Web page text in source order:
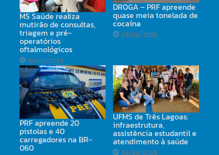
MS Saúde realiza
mutirão de consultas,
triagem e pré-
operatórios
oftalmológicos
04/07/2024
DROGA – PRF apreende
quase meia tonelada de
cocaína
06/08/2026
PRF apreende 20
pistolas e 40
carregadores na BR-
060
UFMS de Três Lagoas:
infraestrutura,
assistência estudantil e
atendimento à saúde
06/08/2026